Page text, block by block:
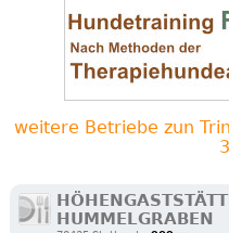
weitere Betriebe zun
HUMMELGRABEN